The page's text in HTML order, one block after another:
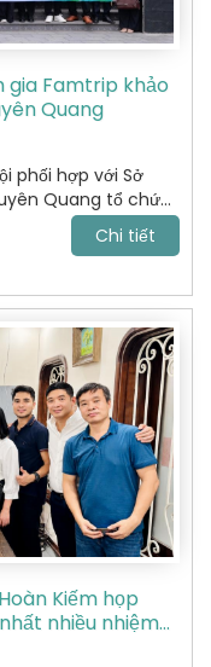
gia Famtrip khảo
Quang
phối hợp với Sở
Quang tổ chức
nối các sản
Chi tiết
Kiếm họp
nhiều nhiệm